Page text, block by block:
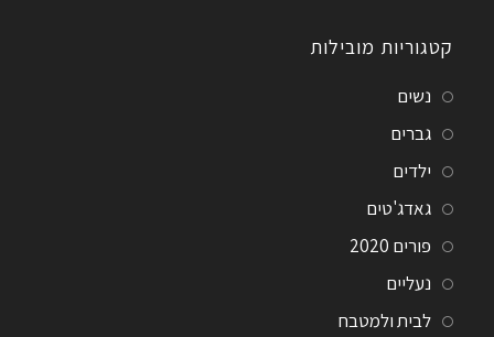
קטגוריות מובילות
נשים
גברים
ילדים
גאדג'טים
פורים 2020
נעליים
לבית ולמטבח